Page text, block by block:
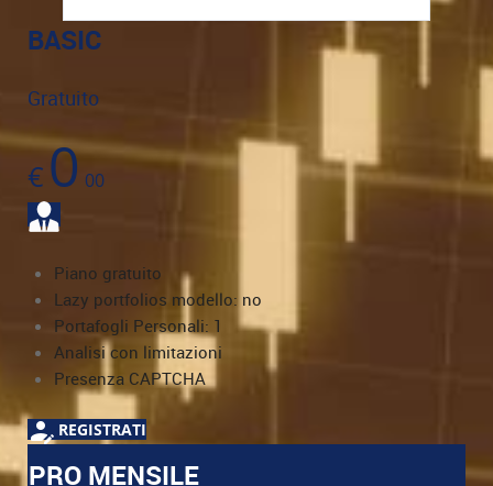
BASIC
Gratuito
€0 00
Piano gratuito
Lazy portfolios modello: no
Portafogli Personali: 1
Analisi con limitazioni
Presenza CAPTCHA
REGISTRATI
PRO MENSILE